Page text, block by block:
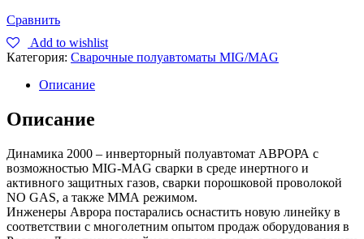
Сравнить
Add to wishlist
Категория: Сварочные полуавтоматы MIG/MAG
Описание
Описание
Динамика 2000 – инверторный полуавтомат АВРОРА с
возможностью MIG-MAG сварки в среде инертного и
активного защитных газов, сварки порошковой проволокой
NO GAS, а также ММА режимом.
Инженеры Аврора постарались оснастить новую линейку в
соответствии с многолетним опытом продаж оборудования в